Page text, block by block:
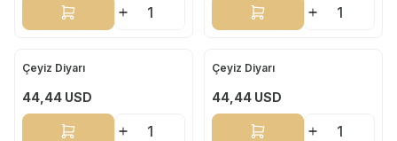
Sepete Ekle Sepete Ekle
Yeni
Çeyiz Diyarı
44,44 USD
Sepete Ekle
Yeni
Çeyiz Diyarı
44,44 USD
Sepete Ekle